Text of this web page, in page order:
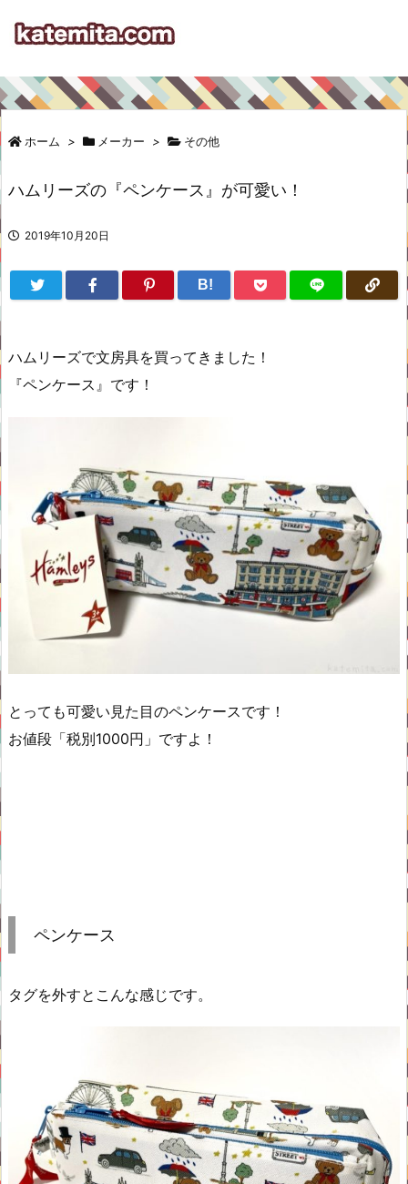
ホーム > メーカー > その他
ハムリーズの『ペンケース』が可愛い！
2019年10月20日
B!
ハムリーズで文房具を買ってきました！
『ペンケース』です！
とっても可愛い見た目のペンケースです！
お値段「税別1000円」ですよ！
ペンケース
タグを外すとこんな感じです。